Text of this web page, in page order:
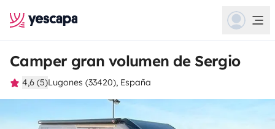
Camper gran volumen de Sergio
4,6 (5)Lugones (33420), España